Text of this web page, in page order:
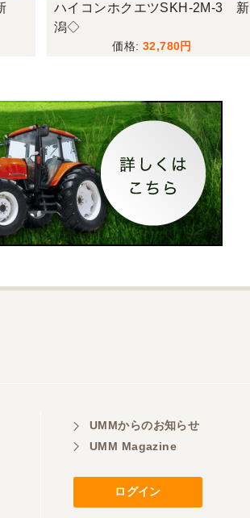
ハイコンホクエツSKH-2M-3 新
潟◇
32,780
UMMからのお知らせ
UMM Magazine
ログイン